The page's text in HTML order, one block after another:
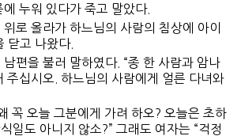
누워 있다가 죽고 말았다.
로 올라가 하느님의 사람의 침상에 아이
닫고 나왔다.
남편을 불러 말하였다. “종 한 사람과 암나
주십시오. 하느님의 사람에게 얼른 다녀와
꼭 오늘 그분에게 가려 하오? 오늘은 초하
일도 아니지 않소?” 그래도 여자는 “걱정